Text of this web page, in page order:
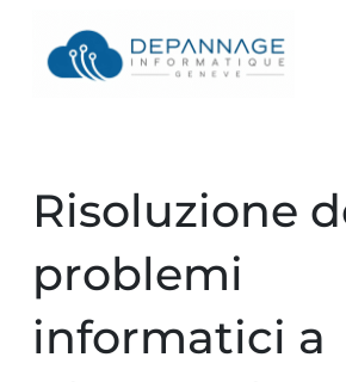
Risoluzione
problemi
informatici a